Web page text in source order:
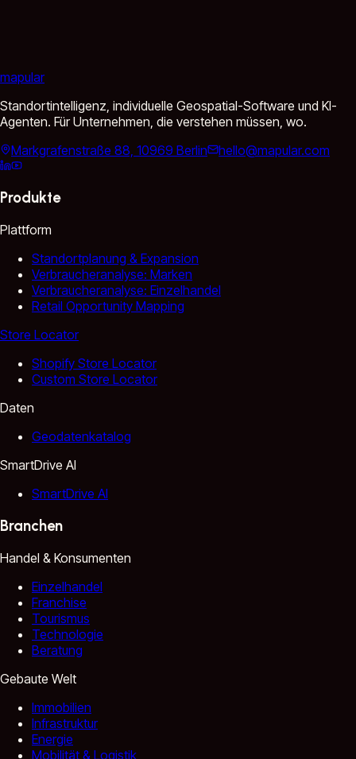
mapular
Standortintelligenz, individuelle Geospatial-Software und KI-
Agenten. Für Unternehmen, die verstehen müssen, wo.
Markgrafenstraße 88, 10969 Berlin
hello@mapular.com
Produkte
Plattform
Standortplanung & Expansion
Verbraucheranalyse: Marken
Verbraucheranalyse: Einzelhandel
Retail Opportunity Mapping
Store Locator
Shopify Store Locator
Custom Store Locator
Daten
Geodatenkatalog
SmartDrive AI
SmartDrive AI
Branchen
Handel & Konsumenten
Einzelhandel
Franchise
Tourismus
Technologie
Beratung
Gebaute Welt
Immobilien
Infrastruktur
Energie
Mobilität & Logistik